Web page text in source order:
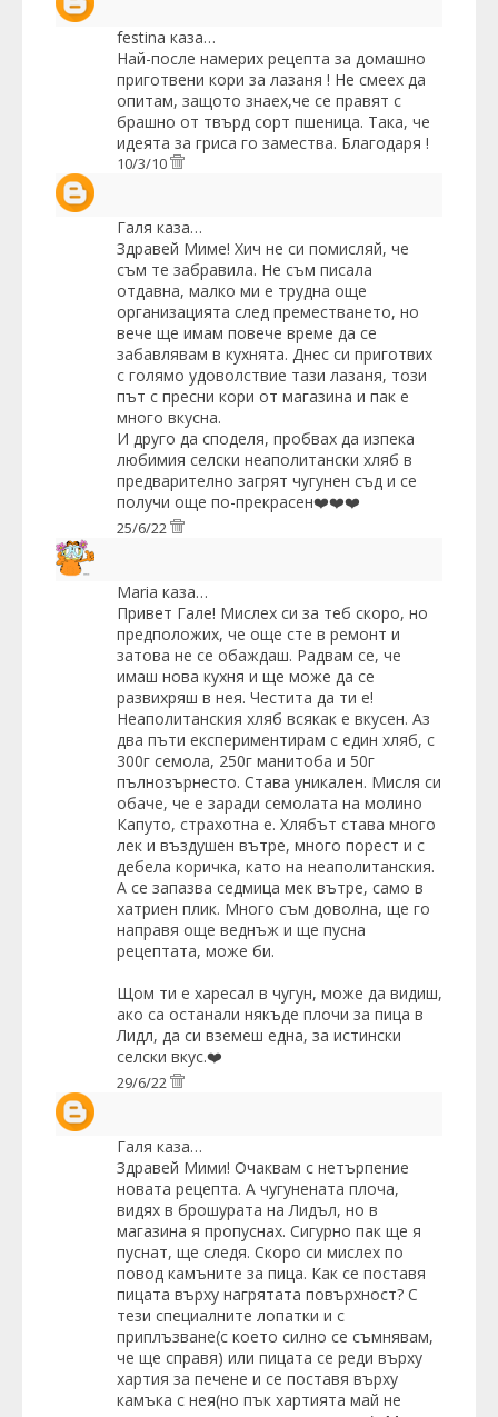
festina каза…
Най-после намерих рецепта за домашно
приготвени кори за лазаня ! Не смеех да
опитам, защото знаех,че се правят с
брашно от твърд сорт пшеница. Така, че
идеята за гриса го замества. Благодаря !
10/3/10
Галя каза…
Здравей Миме! Хич не си помисляй, че
съм те забравила. Не съм писала
отдавна, малко ми е трудна още
организацията след преместването, но
вече ще имам повече време да се
забавлявам в кухнята. Днес си приготвих
с голямо удоволствие тази лазаня, този
път с пресни кори от магазина и пак е
много вкусна.
И друго да споделя, пробвах да изпека
любимия селски неаполитански хляб в
предварително загрят чугунен съд и се
получи още по-прекрасен❤️❤️❤️
25/6/22
Maria каза…
Привет Гале! Мислех си за теб скоро, но
предположих, че още сте в ремонт и
затова не се обаждаш. Радвам се, че
имаш нова кухня и ще може да се
развихряш в нея. Честита да ти е!
Неаполитанския хляб всякак е вкусен. Аз
два пъти експериментирам с един хляб, с
300г семола, 250г манитоба и 50г
пълнозърнесто. Става уникален. Мисля си
обаче, че е заради семолата на молино
Капуто, страхотна е. Хлябът става много
лек и въздушен вътре, много порест и с
дебела коричка, като на неаполитанския.
А се запазва седмица мек вътре, само в
хатриен плик. Много съм доволна, ще го
направя още веднъж и ще пусна
рецептата, може би.
Щом ти е харесал в чугун, може да видиш,
ако са останали някъде плочи за пица в
Лидл, да си вземеш една, за истински
селски вкус.❤️
29/6/22
Галя каза…
Здравей Мими! Очаквам с нетърпение
новата рецепта. А чугунената плоча,
видях в брошурата на Лидъл, но в
магазина я пропуснах. Сигурно пак ще я
пуснат, ще следя. Скоро си мислех по
повод камъните за пица. Как се поставя
пицата върху нагрятата повърхност? С
тези специалните лопатки и с
приплъзване(с което силно се съмнявам,
че ще справя) или пицата се реди върху
хартия за печене и се поставя върху
камъка с нея(но пък хартията май не